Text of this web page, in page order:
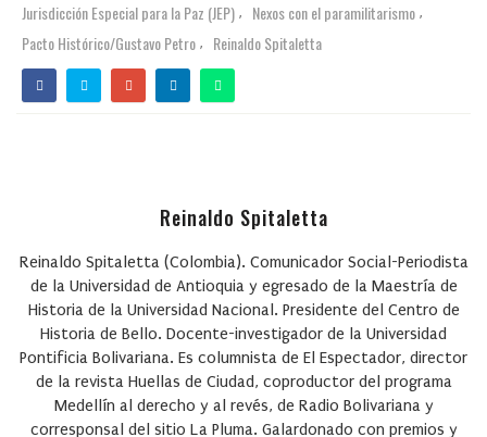
Jurisdicción Especial para la Paz (JEP) , Nexos con el paramilitarismo ,
Pacto Histórico/Gustavo Petro , Reinaldo Spitaletta
Reinaldo Spitaletta
Reinaldo Spitaletta (Colombia). Comunicador Social-Periodista
de la Universidad de Antioquia y egresado de la Maestría de
Historia de la Universidad Nacional. Presidente del Centro de
Historia de Bello. Docente-investigador de la Universidad
Pontificia Bolivariana. Es columnista de El Espectador, director
de la revista Huellas de Ciudad, coproductor del programa
Medellín al derecho y al revés, de Radio Bolivariana y
corresponsal del sitio La Pluma. Galardonado con premios y